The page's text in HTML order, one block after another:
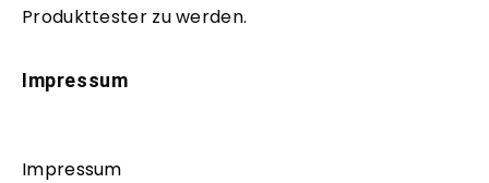
Produkttester zu werden.
Impressum
Impressum